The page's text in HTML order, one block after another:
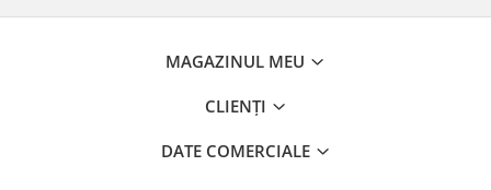
MAGAZINUL MEU
CLIENȚI
DATE COMERCIALE